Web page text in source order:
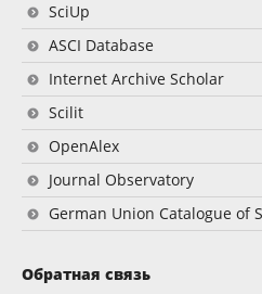
SciUp
ASCI Database
Internet Archive Scholar
Scilit
OpenAlex
Journal Observatory
German Union Catalogue of
Обратная связь